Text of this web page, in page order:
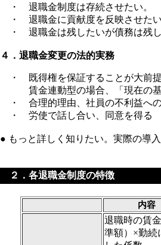
・ 退職金制度は存続
・ 退職金に貢献度を反
・ 退職金は残したいが債務は
４．退職金変更の法的実務
・ 既得権を保証することが大前
賃金連動型の場合、「現在の基
・ 合理的理由、社員の不利益へ
・ 労使で話し合い、同意を得る
● もっと詳しく知りたい。実際の
２．各退職金制度の特徴
内容
退職時の賃
準額）×勤続